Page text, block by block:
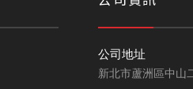
公司地址
新北市蘆洲區中山